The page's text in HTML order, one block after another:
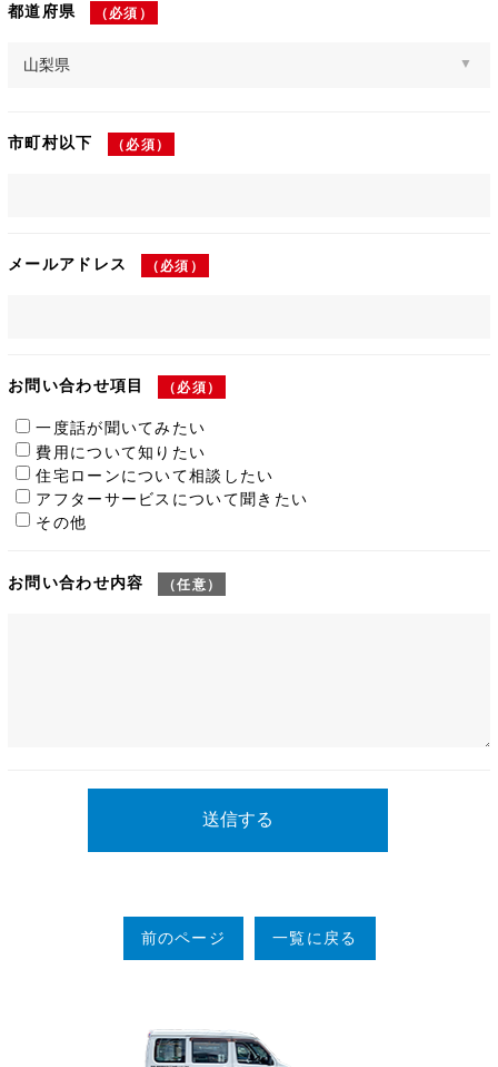
都道府県 （必須）
市町村以下 （必須）
メールアドレス （必須）
お問い合わせ項目 （必須）
一度話が聞いてみたい
費用について知りたい
住宅ローンについて相談したい
アフターサービスについて聞きたい
その他
お問い合わせ内容 （任意）
前のページ 一覧に戻る